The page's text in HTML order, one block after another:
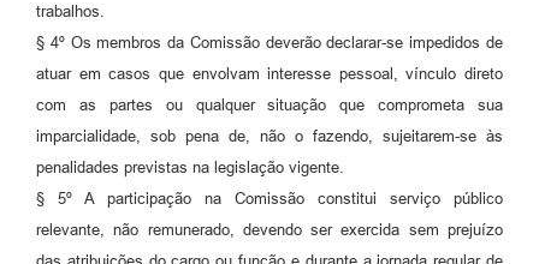
trabalhos.
§ 4º Os membros da Comissão deverão declarar-se impedidos de
atuar em casos que envolvam interesse pessoal, vínculo direto
com as partes ou qualquer situação que comprometa sua
imparcialidade, sob pena de, não o fazendo, sujeitarem-se às
penalidades previstas na legislação vigente.
§ 5º A participação na Comissão constitui serviço público
relevante, não remunerado, devendo ser exercida sem prejuízo